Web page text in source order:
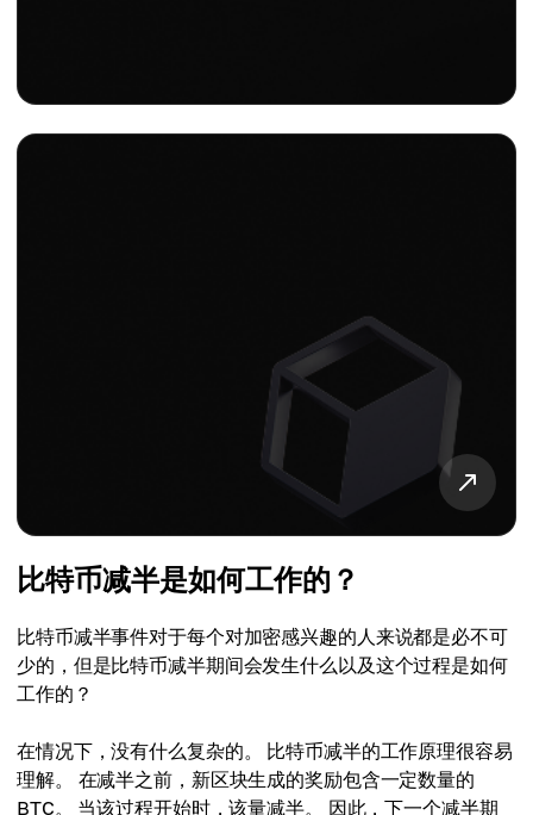
比特币减半是如何工作的？
比特币减半事件对于每个对加密感兴趣的人来说都是必不可
少的，但是比特币减半期间会发生什么以及这个过程是如何
工作的？
在情况下，没有什么复杂的。 比特币减半的工作原理很容易
理解。 在减半之前，新区块生成的奖励包含一定数量的
BTC。 当该过程开始时，该量减半。 因此，下一个减半期